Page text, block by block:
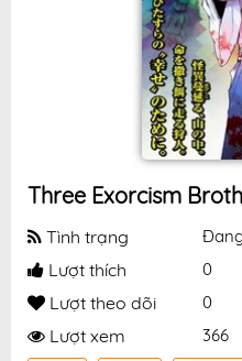
Three Exorcism
Tình trạng
Lượt thích 0
Lượt theo dõi 0
Lượt xem 366